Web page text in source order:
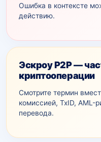
Ошибка в контексте
действию.
Эскроу P2P —
криптооперации
Смотрите термин
комиссией, TxID, AML-
перевода.